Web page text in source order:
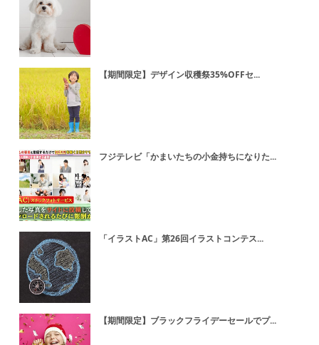
【期間限定】デザイン収穫祭35%OFFセ...
フジテレビ「かまいたちの小金持ちになりた...
「イラストAC」第26回イラストコンテス...
【期間限定】ブラックフライデーセールでプ...